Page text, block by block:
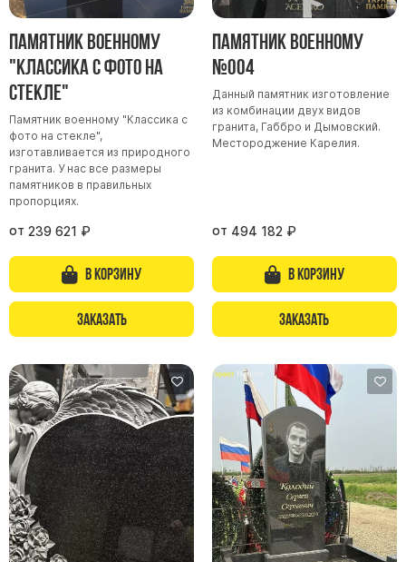
Памятник военному
"Классика с фото на
стекле"
Памятник военному "Классика с
фото на стекле",
изготавливается из природного
гранита. У нас все размеры
памятников в правильных
пропорциях.
от 239 621 ₽
В корзину
Заказать
Памятник военному
№004
Данный памятник изготовление
из комбинации двух видов
гранита, Габбро и Дымовский.
Местороджение Карелия.
от 494 182 ₽
В корзину
Заказать